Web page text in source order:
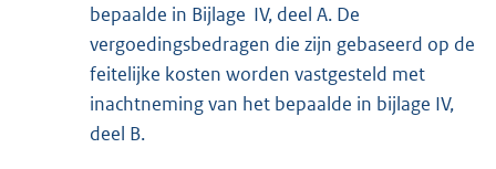
bepaalde in Bijlage IV, deel A. De
vergoedingsbedragen die zijn gebaseerd op de
feitelijke kosten worden vastgesteld met
inachtneming van het bepaalde in bijlage IV,
deel B.